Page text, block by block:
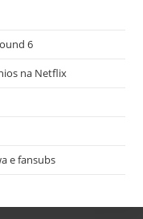
6
na Netflix
e fansubs